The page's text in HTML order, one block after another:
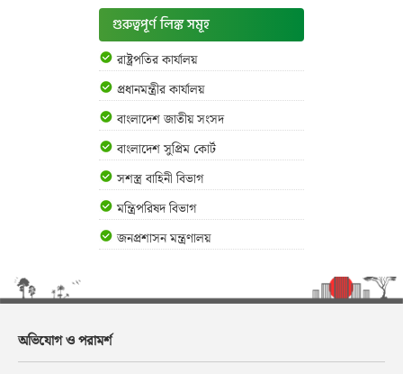
গুরুত্বপূর্ণ লিঙ্ক সমূহ
রাষ্ট্রপতির কার্যালয়
প্রধানমন্ত্রীর কার্যালয়
বাংলাদেশ জাতীয় সংসদ
বাংলাদেশ সুপ্রিম কোর্ট
সশস্ত্র বাহিনী বিভাগ
মন্ত্রিপরিষদ বিভাগ
জনপ্রশাসন মন্ত্রণালয়
অভিযোগ ও পরামর্শ